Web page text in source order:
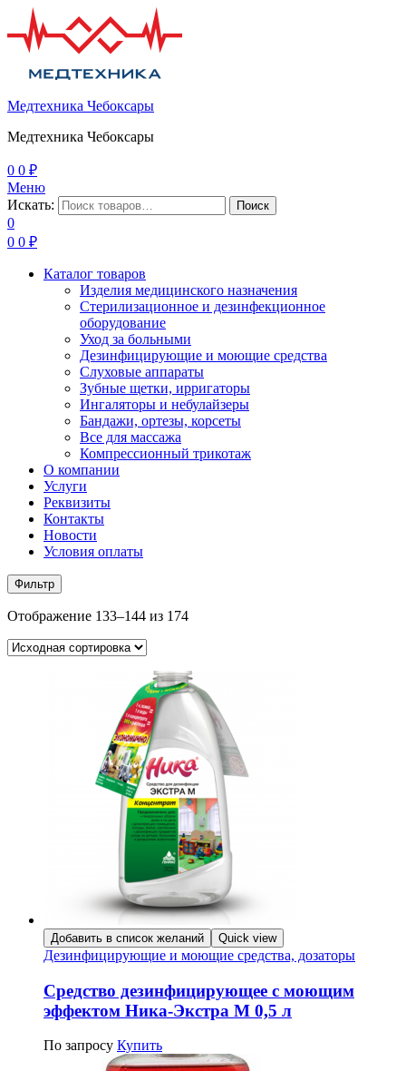
Медтехника Чебоксары
Медтехника Чебоксары
0 0 ₽
Меню
Искать:
Поиск
0
0 0 ₽
Каталог товаров
Изделия медицинского назначения
Стерилизационное и дезинфекционное
оборудование
Уход за больными
Дезинфицирующие и моющие средства
Слуховые аппараты
Зубные щетки, ирригаторы
Ингаляторы и небулайзеры
Бандажи, ортезы, корсеты
Все для массажа
Компрессионный трикотаж
О компании
Услуги
Реквизиты
Контакты
Новости
Условия оплаты
Фильтр
Отображение 133–144 из 174
Добавить в список желаний Quick view
Дезинфицирующие и моющие средства, дозаторы
Средство дезинфицирующее с моющим
эффектом Ника-Экстра М 0,5 л
По запросу Купить